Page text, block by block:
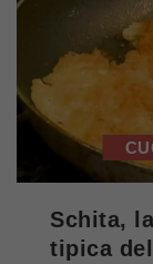
Schita,
tipica